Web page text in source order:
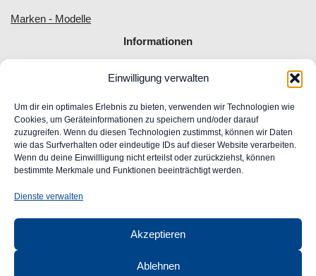
Einwilligung verwalten
Um dir ein optimales Erlebnis zu bieten, verwenden wir Technologien wie
Cookies, um Geräteinformationen zu speichern und/oder darauf
zuzugreifen. Wenn du diesen Technologien zustimmst, können wir Daten
wie das Surfverhalten oder eindeutige IDs auf dieser Website verarbeiten.
Wenn du deine Einwillligung nicht erteilst oder zurückziehst, können
bestimmte Merkmale und Funktionen beeinträchtigt werden.
Dienste verwalten
Akzeptieren
Ablehnen
Marken - Modelle
Informationen
Allgemeine Geschäftsbedingungen
Impressum
Widerrufsrecht
Datenschutz
FAQ
Unser Engagement für Barrierefreiheit im Web
Ansprechpartner
CLASSIC AUTOGLAS